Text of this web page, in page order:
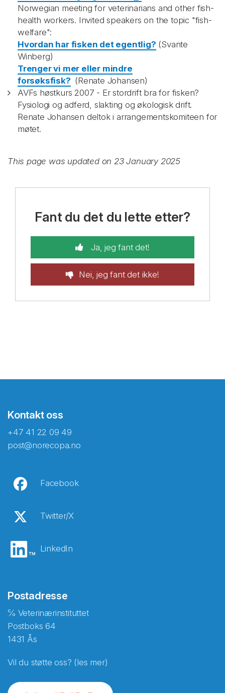
Norwegian meeting for veterinarians and other fish-
health workers. Invited speakers on the topic "fish-
welfare":
Hvordan har fisken det egentlig? (Svante
Winberg)
Trenger vi mer eller mindre
forsøksfisk? (Renate Johansen)
AVFs høstkurs 2007 - Er stordrift bra for fisken?
Fysiologi og adferd, slakting og økologisk drift.
Renate Johansen deltok i arrangementskomiteen for
møtet.
This page was updated on 23 January 2025
Fant du det du lette etter?
Ja, jeg fant det!
Nei, jeg fant det ikke!
Kontakt oss
+47 41 22 09 49
post@norecopa.no
Facebook
Twitter/X
LinkedIn
Postadresse
℅ Veterinærinstituttet
Postboks 64
1431 Ås
Vil du støtte oss? (les mer)